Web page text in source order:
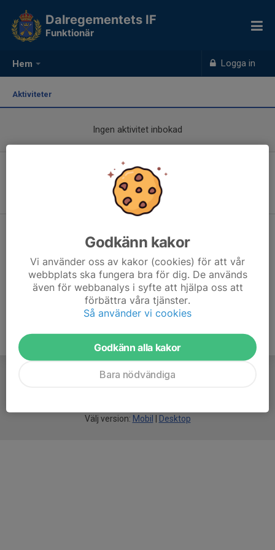
Hem Logga in
Dalregementets IF
Funktionär
Aktiviteter
Ingen aktivitet inbokad
Anmälan funktionär i skidsektionen
Välj version: Mobil Desktop
Godkänn kakor
Vi använder oss av kakor (cookies) för att vår
webbplats ska fungera bra för dig. De används
även för webbanalys i syfte att hjälpa oss att
förbättra våra tjänster.
Så använder vi cookies
Godkänn alla kakor
Bara nödvändiga